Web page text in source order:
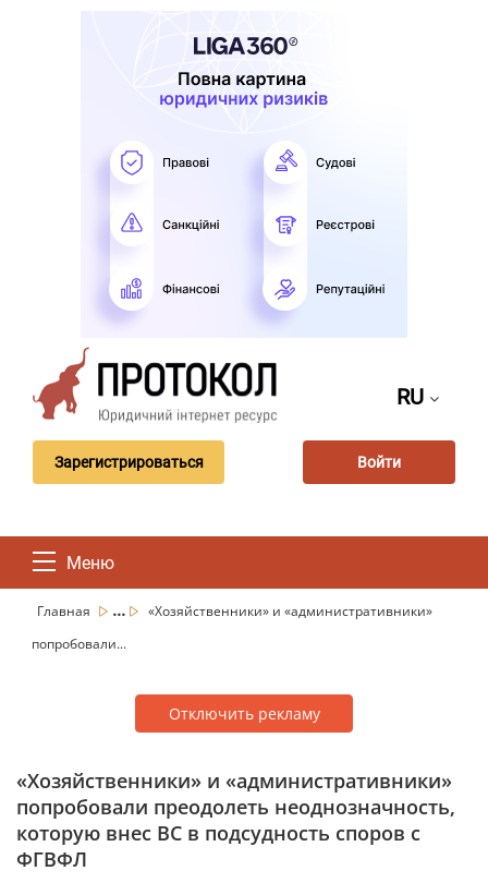
RU
Зарегистрироваться Войти
Меню
Главная ...
«Хозяйственники» и «административники»
попробовали...
Отключить рекламу
«Хозяйственники» и «административники»
попробовали преодолеть неоднозначность,
которую внес ВС в подсудность споров с
ФГВФЛ